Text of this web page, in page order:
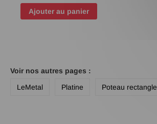
Ajouter au panier
Voir nos autres pages :
LeMetal
Platine Poteau rectangle